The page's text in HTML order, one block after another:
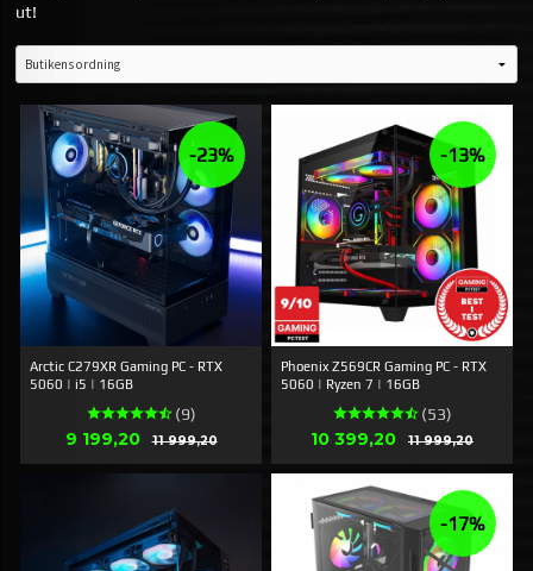
ut!
Arctic C279XR Gaming PC - RTX
5060 | i5 | 16GB
(9)
Erbjudande
9 199,20 11 999,20Rabatt
-23%
Phoenix Z569CR Gaming PC - RTX
5060 | Ryzen 7 | 16GB
(53)
Erbjudande
10 399,20 11 999,20Rabatt
-13%
-17%